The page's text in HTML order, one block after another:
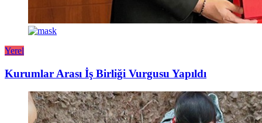
Yerel
Kurumlar Arası İş Birliği Vurgusu Yapıldı